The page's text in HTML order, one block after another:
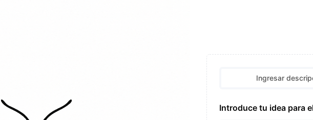
Ingresar
Introduce tu idea para